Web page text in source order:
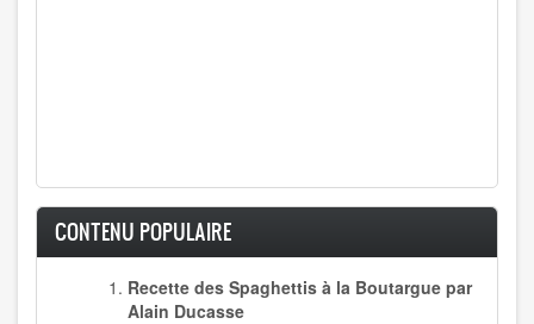
CONTENU POPULAIRE
Recette des Spaghettis à la Boutargue par
Alain Ducasse